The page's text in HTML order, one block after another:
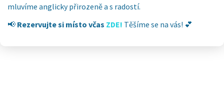
mluvíme anglicky přirozeně a s radostí.
📢 Rezervujte si místo včas ZDE! Těšíme se na vás! 💕